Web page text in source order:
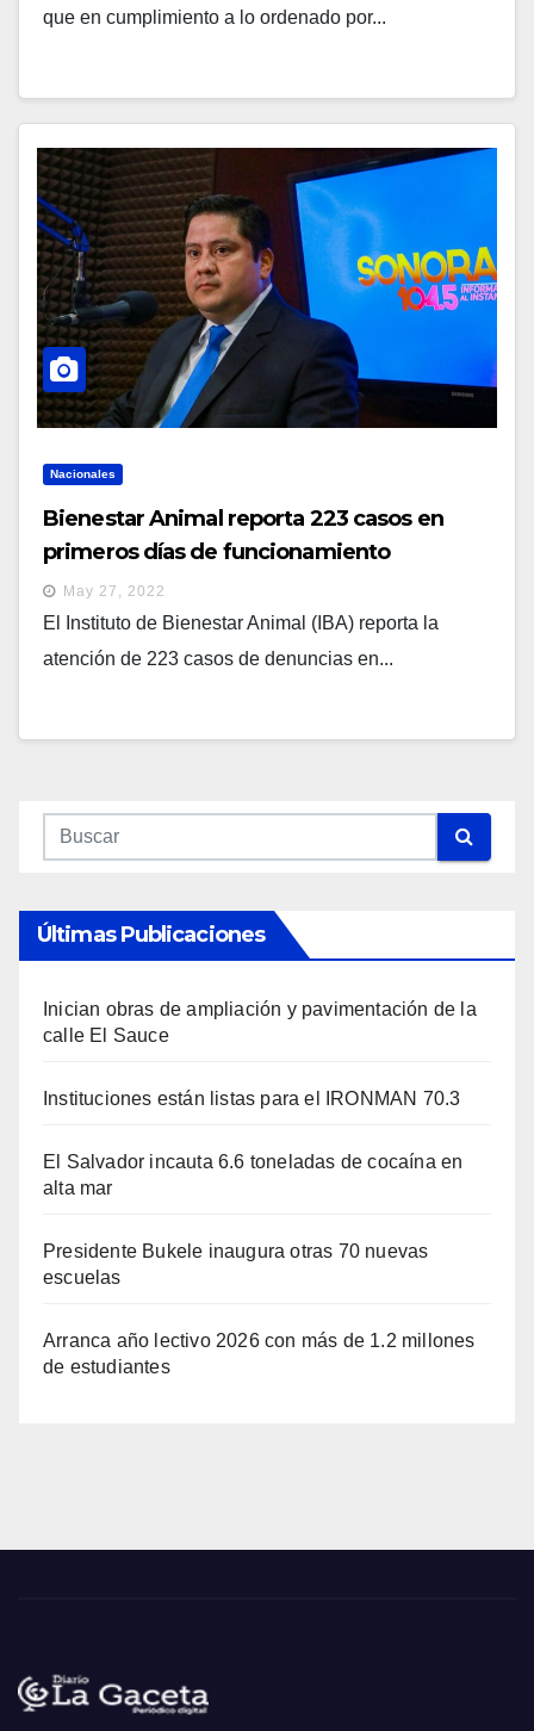
que en cumplimiento a lo ordenado por...
Nacionales
Bienestar Animal reporta 223 casos en
primeros días de funcionamiento
May 27, 2022
El Instituto de Bienestar Animal (IBA) reporta la
atención de 223 casos de denuncias en...
Últimas Publicaciones
Inician obras de ampliación y pavimentación de la
calle El Sauce
Instituciones están listas para el IRONMAN 70.3
El Salvador incauta 6.6 toneladas de cocaína en
alta mar
Presidente Bukele inaugura otras 70 nuevas
escuelas
Arranca año lectivo 2026 con más de 1.2 millones
de estudiantes